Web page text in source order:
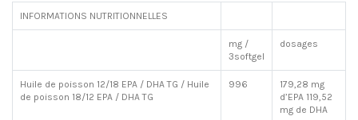
INFORMATIONS NUTRITIONNELLES
mg /
3softgel
dosages
Huile de poisson 12/18 EPA / DHA TG / Huile
de poisson 18/12 EPA / DHA TG
996
179,28 mg
d’EPA 119,52
mg de DHA